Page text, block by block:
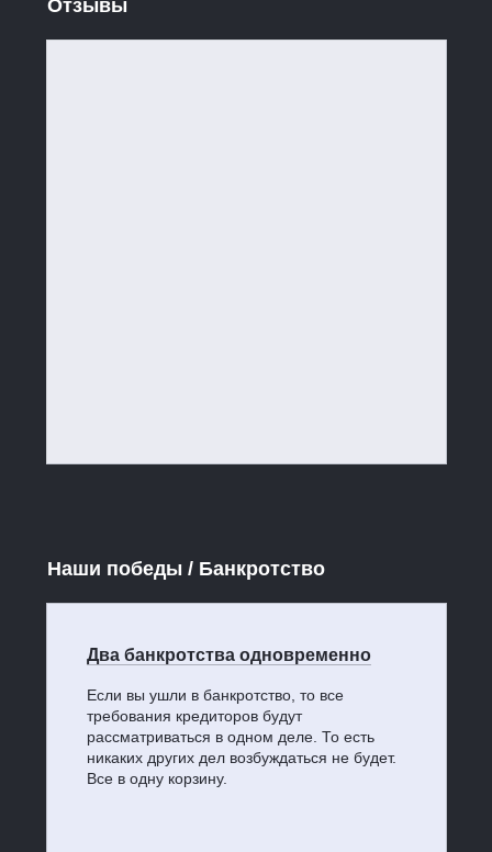
Отзывы
Наши победы / Банкротство
Два банкротства одновременно
Если вы ушли в банкротство, то все
требования кредиторов будут
рассматриваться в одном деле. То есть
никаких других дел возбуждаться не будет.
Все в одну корзину.